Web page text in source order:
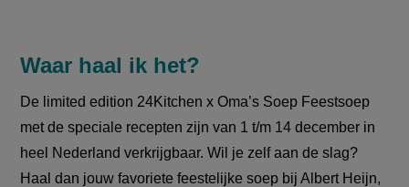
Waar haal ik het?
De limited edition 24Kitchen x Oma’s Soep Feestsoep
met de speciale recepten zijn van 1 t/m 14 december in
heel Nederland verkrijgbaar. Wil je zelf aan de slag?
Haal dan jouw favoriete feestelijke soep bij Albert Heijn,